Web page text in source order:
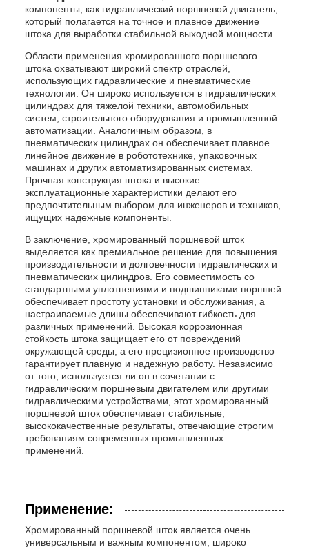
компоненты, как гидравлический поршневой двигатель,
который полагается на точное и плавное движение
штока для выработки стабильной выходной мощности.
Области применения хромированного поршневого
штока охватывают широкий спектр отраслей,
использующих гидравлические и пневматические
технологии. Он широко используется в гидравлических
цилиндрах для тяжелой техники, автомобильных
систем, строительного оборудования и промышленной
автоматизации. Аналогичным образом, в
пневматических цилиндрах он обеспечивает плавное
линейное движение в робототехнике, упаковочных
машинах и других автоматизированных системах.
Прочная конструкция штока и высокие
эксплуатационные характеристики делают его
предпочтительным выбором для инженеров и техников,
ищущих надежные компоненты.
В заключение, хромированный поршневой шток
выделяется как премиальное решение для повышения
производительности и долговечности гидравлических и
пневматических цилиндров. Его совместимость со
стандартными уплотнениями и подшипниками поршней
обеспечивает простоту установки и обслуживания, а
настраиваемые длины обеспечивают гибкость для
различных применений. Высокая коррозионная
стойкость штока защищает его от повреждений
окружающей среды, а его прецизионное производство
гарантирует плавную и надежную работу. Независимо
от того, используется ли он в сочетании с
гидравлическим поршневым двигателем или другими
гидравлическими устройствами, этот хромированный
поршневой шток обеспечивает стабильные,
высококачественные результаты, отвечающие строгим
требованиям современных промышленных
применений.
Применение:
Хромированный поршневой шток является очень
универсальным и важным компонентом, широко